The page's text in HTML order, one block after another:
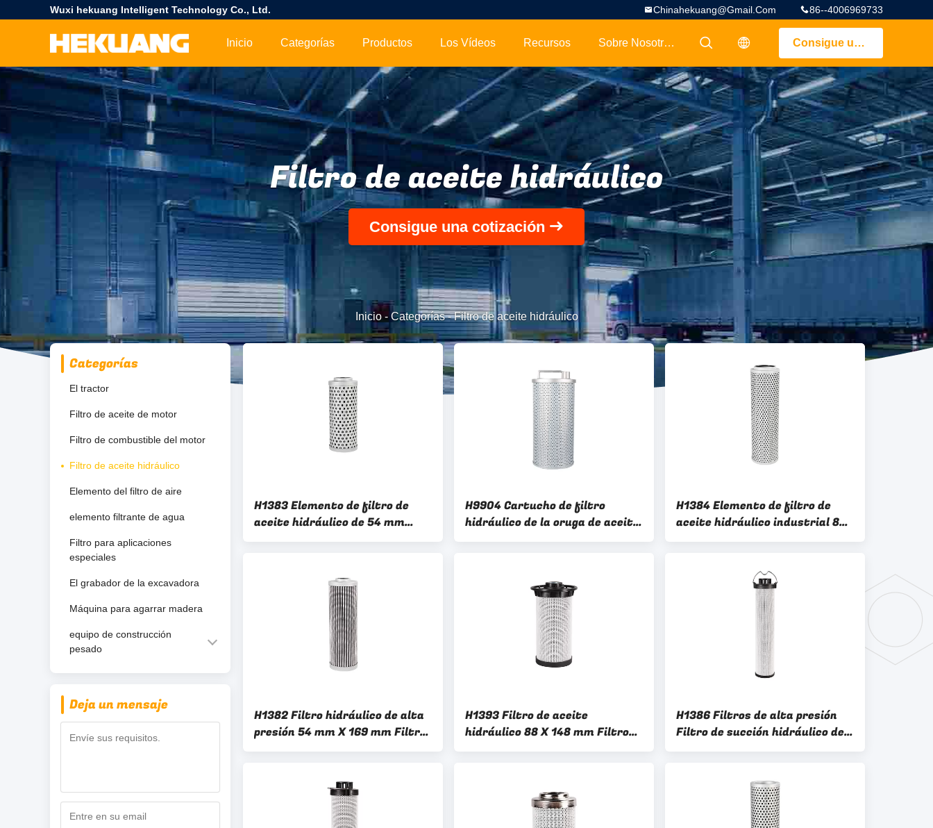
Wuxi hekuang Intelligent Technology Co., Ltd. 86--4006969733
Chinahekuang@gmail.com
Consigue una cotización
描述
描述
Inicio Categorías Productos Los Vídeos Recursos Sobre Nosotros
Filtro de aceite hidráulico
Consigue una cotización
Inicio-Categorías-Filtro de aceite hidráulico
Categorías
El tractor
Filtro de aceite de motor
Filtro de combustible del motor
Filtro de aceite hidráulico
Elemento del filtro de aire
elemento filtrante de agua
Filtro para aplicaciones
especiales
El grabador de la excavadora
Máquina para agarrar madera
equipo de construcción
pesado
Deja un mensaje
H1383 Elemento de filtro de
aceite hidráulico de 54 mm
para el sistema hidráulico de
H9904 Cartucho de filtro
hidráulico de la oruga de aceite
para el sistema hidráulico del
H1384 Elemento de filtro de
aceite hidráulico industrial 85
mm para vehículos diesel
H1382 Filtro hidráulico de alta
presión 54 mm X 169 mm Filtro
de aceite industrial para
H1393 Filtro de aceite
hidráulico 88 X 148 mm Filtro
de combustible diésel para
H1386 Filtros de alta presión
Filtro de succión hidráulico de
60 mm para sistemas